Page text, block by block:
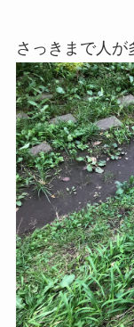
さっきまで人が